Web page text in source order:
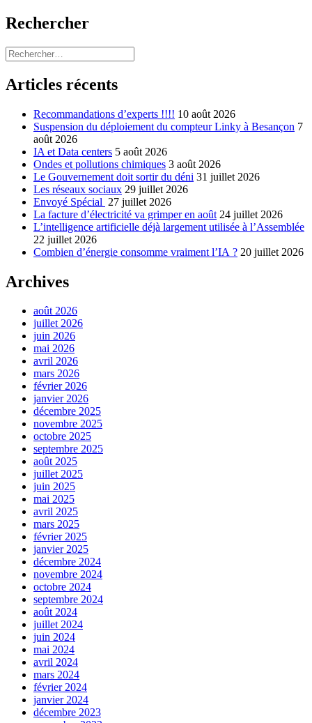
Rechercher
Rechercher :
Articles récents
Recommandations d’experts !!!! 10 août 2026
Suspension du déploiement du compteur Linky à Besançon 7
août 2026
IA et Data centers 5 août 2026
Ondes et pollutions chimiques 3 août 2026
Le Gouvernement doit sortir du déni 31 juillet 2026
Les réseaux sociaux 29 juillet 2026
Envoyé Spécial 27 juillet 2026
La facture d’électricité va grimper en août 24 juillet 2026
L’intelligence artificielle déjà largement utilisée à l’Assemblée
22 juillet 2026
Combien d’énergie consomme vraiment l’IA ? 20 juillet 2026
Archives
août 2026
juillet 2026
juin 2026
mai 2026
avril 2026
mars 2026
février 2026
janvier 2026
décembre 2025
novembre 2025
octobre 2025
septembre 2025
août 2025
juillet 2025
juin 2025
mai 2025
avril 2025
mars 2025
février 2025
janvier 2025
décembre 2024
novembre 2024
octobre 2024
septembre 2024
août 2024
juillet 2024
juin 2024
mai 2024
avril 2024
mars 2024
février 2024
janvier 2024
décembre 2023